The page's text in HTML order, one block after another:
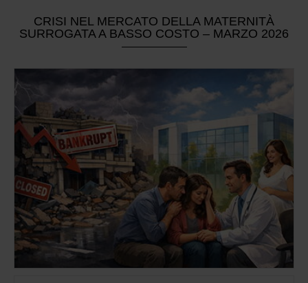
CRISI NEL MERCATO DELLA MATERNITÀ
SURROGATA A BASSO COSTO – MARZO 2026